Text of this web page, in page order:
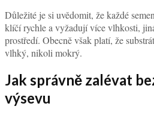
Důležité je si uvědomit, že každé
klíčí rychle a vyžadují více vlhkosti,
prostředí. Obecně však platí, že
vlhký, nikoli mokrý.
Jak správně zalévat
výsevu